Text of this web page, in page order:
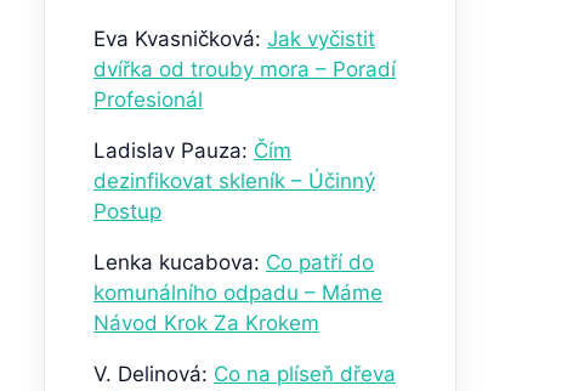
Eva Kvasničková: Jak vyčistit
dvířka od trouby mora – Poradí
Profesionál
Ladislav Pauza: Čím
dezinfikovat skleník – Účinný
Postup
Lenka kucabova: Co patří do
komunálního odpadu – Máme
Návod Krok Za Krokem
V. Delinová: Co na plíseň dřeva